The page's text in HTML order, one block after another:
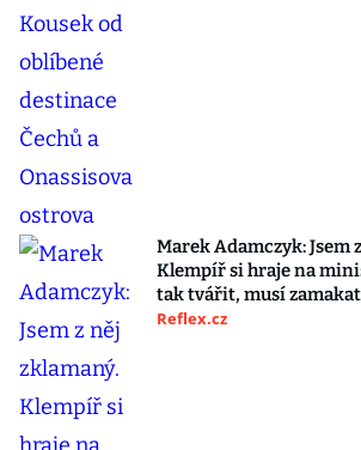
Marek Adamczyk: Jsem
Klempíř si hraje na
tak tvářit, musí zamakat
Reflex.cz